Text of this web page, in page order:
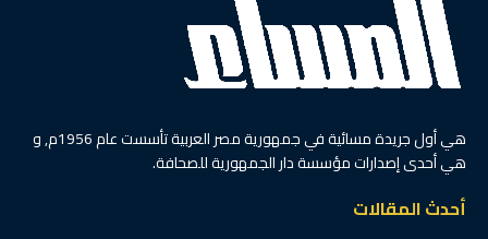
هي أول جريدة مسائية في جمهورية مصر العربية تأسست عام 1956م, و
هي أحدى إصدارات مؤسسة دار الجمهورية للصحافة.
أحدث المقالات